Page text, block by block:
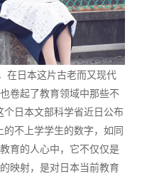
在日本这片古老而又现代
卷起了教育领域中那些不
日本文部科学省近日公布
不上学学生的数字，如同
育的人心中，它不仅仅是
映射，是对日本当前教育